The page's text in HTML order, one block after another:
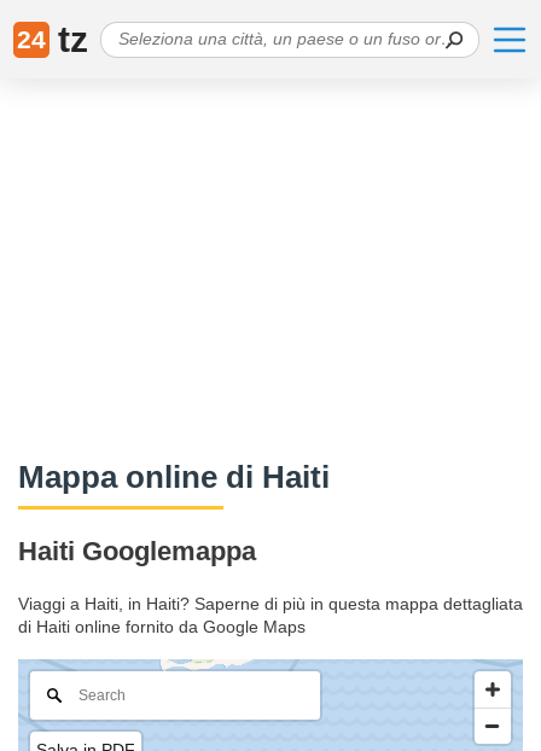
24 tz
Mappa online di Haiti
Haiti Googlemappa
Viaggi a Haiti, in Haiti? Saperne di più in questa mappa dettagliata
di Haiti online fornito da Google Maps